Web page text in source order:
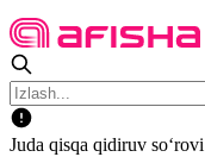
Juda qisqa qidiruv so‘rovi